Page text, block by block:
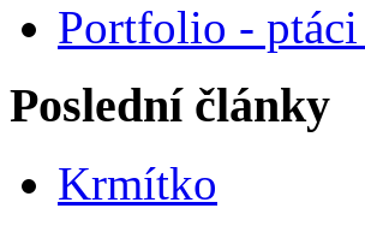
Portfolio -
Poslední články
Krmítko